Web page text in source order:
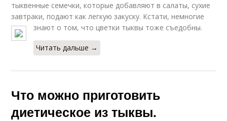
тыквенные семечки, которые добавляют в салаты, сухие
завтраки, подают как легкую закуску. Кстати, немногие
знают о том, что цветки тыквы тоже съедобны.
Читать дальше →
Что можно приготовить
диетическое из тыквы.